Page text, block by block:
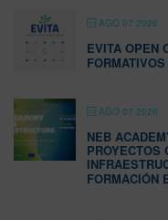
AGO 07 2026
EVITA OPEN
AGO 07 2026
NEB
PROYECTOS
FORMACIÓN